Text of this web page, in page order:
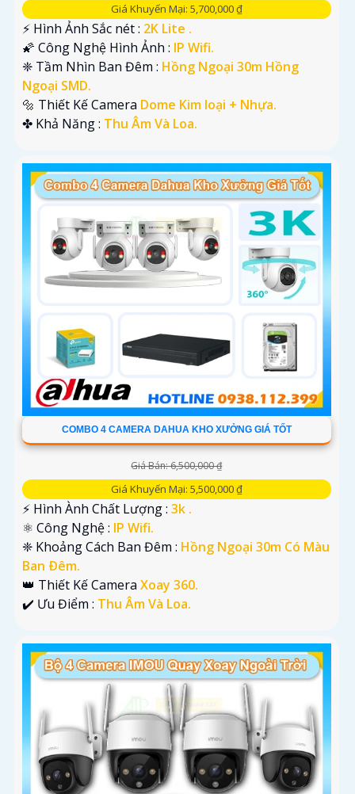
Giá Khuyến Mại: 5,700,000 ₫
️⚡ Hình Ảnh Sắc nét : 2K Lite .
🌠 Công Nghệ Hình Ảnh : IP Wifi.
❈ Tầm Nhìn Ban Đêm : Hồng Ngoại 30m Hồng
Ngoại SMD.
🔩 Thiết Kế Camera Dome Kim loại + Nhựa.
️✤ Khả Năng : Thu Âm Và Loa.
COMBO 4 CAMERA DAHUA KHO XƯỞNG GIÁ TỐT
Giá Bán: 6,500,000 ₫
Giá Khuyến Mại: 5,500,000 ₫
️⚡ Hình Ành Chất Lượng : 3k .
⚛️ Công Nghệ : IP Wifi.
❈ Khoảng Cách Ban Đêm : Hồng Ngoại 30m Có Màu
Ban Ðêm.
👑 Thiết Kế Camera Xoay 360.
️✔️ Ưu Điểm : Thu Âm Và Loa.